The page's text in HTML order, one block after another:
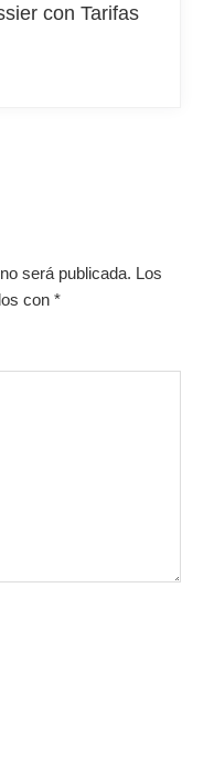
con Tarifas
será publicada. Los
con *